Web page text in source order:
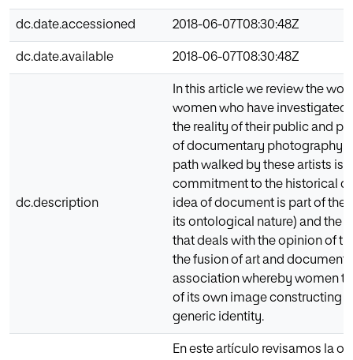
dc.date.accessioned 2018-06-07T08:30:48Z
dc.date.available 2018-06-07T08:30:48Z
dc.description
In this article we review the
women who have investigated
the reality of their public and
of documentary photography
path walked by these artists is
commitment to the historical
idea of document is part of
its ontological nature) and the
that deals with the opinion of
the fusion of art and
association whereby women
of its own image constructing
generic identity.
En este artículo revisamos la